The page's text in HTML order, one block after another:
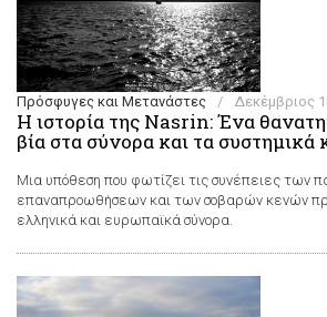
Πρόσφυγες και Μετανάστες / Δεκέμβριος
Η ιστορία της Nasrin: Ένα
βία στα σύνορα και τα συστημικά
Μια υπόθεση που φωτίζει τις συνέπειες των
επαναπροωθήσεων και των σοβαρών κενών
ελληνικά και ευρωπαϊκά σύνορα.